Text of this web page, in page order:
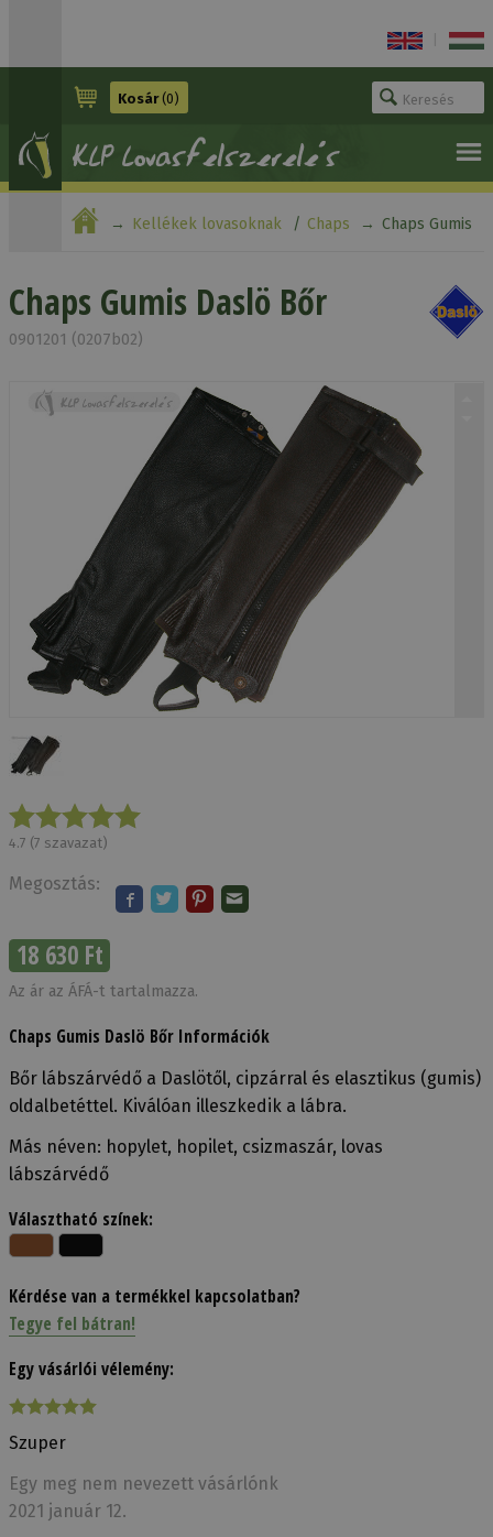
Kosár(0)
Kellékek lovasoknak Chaps Chaps Gumis
Chaps Gumis Daslö Bőr
0901201 (0207b02)
4.7 (7 szavazat)
Megosztás:
18 630 Ft
Az ár az ÁFÁ-t tartalmazza.
Chaps Gumis Daslö Bőr Információk
Bőr lábszárvédő a Daslötől, cipzárral és elasztikus (gumis)
oldalbetéttel. Kiválóan illeszkedik a lábra.
Más néven: hopylet, hopilet, csizmaszár, lovas
lábszárvédő
Választható színek:
Kérdése van a termékkel kapcsolatban?
Tegye fel bátran!
Egy vásárlói vélemény:
Szuper
Egy meg nem nevezett vásárlónk
2021 január 12.